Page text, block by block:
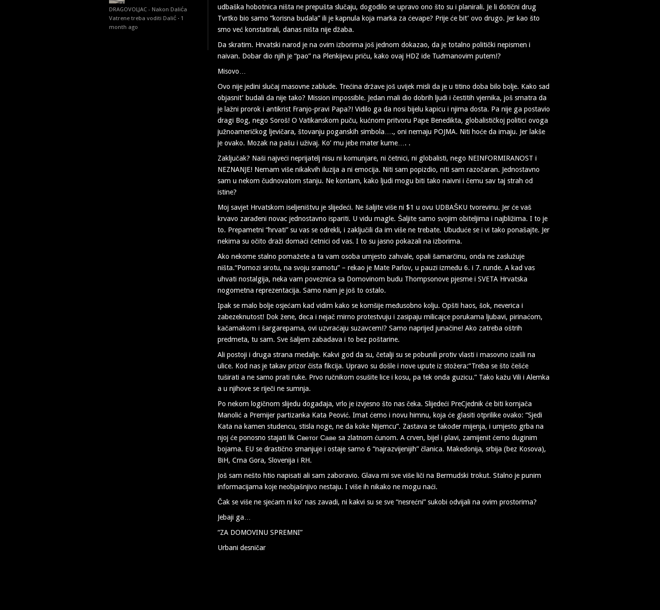
DRAGOVOLJAC - Nakon Dalića
Vatrene treba voditi Dalić · 1
month ago
udbaška hobotnica ništa ne prepušta slučaju, dogodilo se upravo ono što su i planirali. Je li dotični drug
Tvrtko bio samo “korisna budala” ili je kapnula koja marka za ćevape? Prije će bit’ ovo drugo. Jer kao što
smo već konstatirali, danas ništa nije džaba.
Da skratim. Hrvatski narod je na ovim izborima još jednom dokazao, da je totalno politički nepismen i
naivan. Dobar dio njih je “pao” na Plenkijevu priču, kako ovaj HDZ ide Tuđmanovim putem!?
Misovo…
Ovo nije jedini slučaj masovne zablude. Trećina države još uvijek misli da je u titino doba bilo bolje. Kako sad
objasnit’ budali da nije tako? Mission impossible. Jedan mali dio dobrih ljudi i čestitih vjernika, još smatra da
je lažni prorok i antikrist Franjo-pravi Papa?! Vidilo ga da nosi bijelu kapicu i njima dosta. Pa nije ga postavio
dragi Bog, nego Soroš! O Vatikanskom puču, kućnom pritvoru Pape Benedikta, globalističkoj politici ovoga
južnoameričkog ljevičara, štovanju poganskih simbola…., oni nemaju POJMA. Niti hoće da imaju. Jer lakše
je ovako. Mozak na pašu i uživaj. Ko’ mu jebe mater kume…. .
Zaključak? Naši najveći neprijatelj nisu ni komunjare, ni četnici, ni globalisti, nego NEINFORMIRANOST i
NEZNANJE! Nemam više nikakvih iluzija a ni emocija. Niti sam popizdio, niti sam razočaran. Jednostavno
sam u nekom čudnovatom stanju. Ne kontam, kako ljudi mogu biti tako naivni i čemu sav taj strah od
istine?
Moj savjet Hrvatskom iseljeništvu je slijedeći. Ne šaljite više ni $1 u ovu UDBAŠKU tvorevinu. Jer će vaš
krvavo zarađeni novac jednostavno ispariti. U vidu magle. Šaljite samo svojim obiteljima i najbližima. I to je
to. Prepametni “hrvati” su vas se odrekli, i zaključili da im više ne trebate. Ubuduće se i vi tako ponašajte. Jer
nekima su očito draži domaći četnici od vas. I to su jasno pokazali na izborima.
Ako nekome stalno pomažete a ta vam osoba umjesto zahvale, opali šamarčinu, onda ne zaslužuje
ništa.“Pomozi sirotu, na svoju sramotu” – rekao je Mate Parlov, u pauzi između 6. i 7. runde. A kad vas
uhvati nostalgija, neka vam poveznica sa Domovinom budu Thompsonove pjesme i SVETA Hrvatska
nogometna reprezentacija. Samo nam je još to ostalo.
Ipak se malo bolje osjećam kad vidim kako se komšije međusobno kolju. Opšti haos, šok, neverica i
zabezeknutost! Dok žene, deca i nejač mirno protestvuju i zasipaju milicajce porukama ljubavi, pirinaćom,
kačamakom i šargarepama, ovi uzvraćaju suzavcem!? Samo naprijed junačine! Ako zatreba oštrih
predmeta, tu sam. Sve šaljem zabadava i to bez poštarine.
Ali postoji i druga strana medalje. Kakvi god da su, četalji su se pobunili protiv vlasti i masovno izašli na
ulice. Kod nas je takav prizor čista fikcija. Upravo su došle i nove upute iz stožera:“Treba se što češće
tuširati a ne samo prati ruke. Prvo ručnikom osušite lice i kosu, pa tek onda guzicu.” Tako kažu Vili i Alemka
a u njihove se riječi ne sumnja.
Po nekom logičnom slijedu događaja, vrlo je izvjesno što nas čeka. Slijedeći PreCjednik će biti kornjača
Manolić a Premijer partizanka Kata Peović. Imat ćemo i novu himnu, koja će glasiti otprilike ovako: “Sjedi
Kata na kamen studencu, stisla noge, ne da koke Nijemcu”. Zastava se također mijenja, i umjesto grba na
njoj će ponosno stajati lik Светог Саве sa zlatnom ćunom. A crven, bijel i plavi, zamijenit ćemo duginim
bojama. EU se drastično smanjuje i ostaje samo 6 “najrazvijenijih” članica. Makedonija, srbija (bez Kosova),
BiH, Crna Gora, Slovenija i RH.
Još sam nešto htio napisati ali sam zaboravio. Glava mi sve više liči na Bermudski trokut. Stalno je punim
informacijama koje neobjašnjivo nestaju. I više ih nikako ne mogu naći.
Čak se više ne sjećam ni ko’ nas zavadi, ni kakvi su se sve “nesrećni” sukobi odvijali na ovim prostorima?
Jebaji ga…
“ZA DOMOVINU SPREMNI”
Urbani desničar